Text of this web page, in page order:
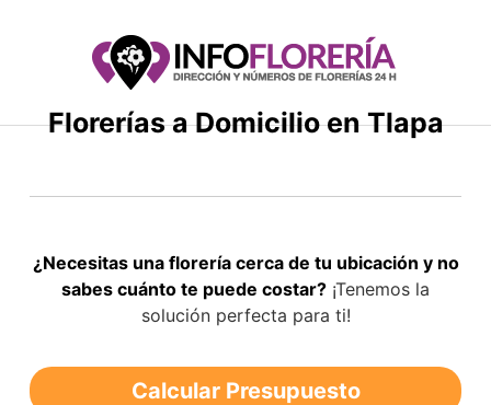
Florerías a Domicilio en Tlapa
¿Necesitas una florería cerca de tu ubicación y no
sabes cuánto te puede costar? ¡Tenemos la
solución perfecta para ti!
Calcular Presupuesto